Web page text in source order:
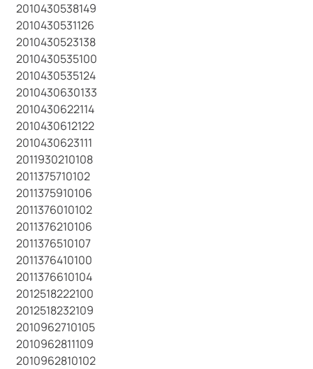
2010430538149
2010430531126
2010430523138
2010430535100
2010430535124
2010430630133
2010430622114
2010430612122
2010430623111
2011930210108
2011375710102
2011375910106
2011376010102
2011376210106
2011376510107
2011376410100
2011376610104
2012518222100
2012518232109
2010962710105
2010962811109
2010962810102